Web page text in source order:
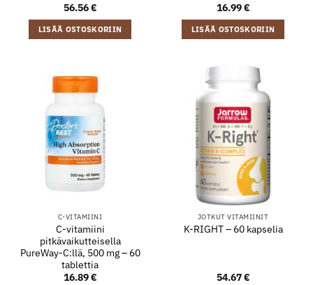
56.56€
LISÄÄ OSTOSKORIIN
16.99€
LISÄÄ OSTOSKORIIN
C-VITAMIINI
C-vitamiini
pitkävaikutteisella
PureWay-C:llä, 500 mg – 60
tablettia
16.89€
JOTKUT VITAMIINIT
K-RIGHT – 60 kapselia
54.67€